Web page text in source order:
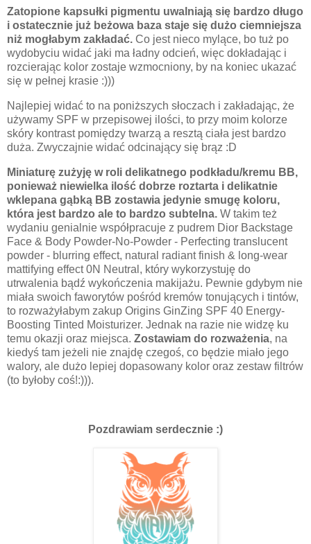
Zatopione kapsułki pigmentu uwalniają się bardzo długo
i ostatecznie już beżowa baza staje się dużo ciemniejsza
niż mogłabym zakładać. Co jest nieco mylące, bo tuż po
wydobyciu widać jaki ma ładny odcień, więc dokładając i
rozcierając kolor zostaje wzmocniony, by na koniec ukazać
się w pełnej krasie :)))
Najlepiej widać to na poniższych słoczach i zakładając, że
używamy SPF w przepisowej ilości, to przy moim kolorze
skóry kontrast pomiędzy twarzą a resztą ciała jest bardzo
duża. Zwyczajnie widać odcinający się brąz :D
Miniaturę zużyję w roli delikatnego podkładu/kremu BB,
ponieważ niewielka ilość dobrze roztarta i delikatnie
wklepana gąbką BB zostawia jedynie smugę koloru,
która jest bardzo ale to bardzo subtelna. W takim też
wydaniu genialnie współpracuje z pudrem Dior Backstage
Face & Body Powder-No-Powder - Perfecting translucent
powder - blurring effect, natural radiant finish & long-wear
mattifying effect 0N Neutral, który wykorzystuję do
utrwalenia bądź wykończenia makijażu. Pewnie gdybym nie
miała swoich faworytów pośród kremów tonujących i tintów,
to rozważyłabym zakup Origins GinZing SPF 40 Energy-
Boosting Tinted Moisturizer. Jednak na razie nie widzę ku
temu okazji oraz miejsca. Zostawiam do rozważenia, na
kiedyś tam jeżeli nie znajdę czegoś, co będzie miało jego
walory, ale dużo lepiej dopasowany kolor oraz zestaw filtrów
(to byłoby coś!:))).
Pozdrawiam serdecznie :)